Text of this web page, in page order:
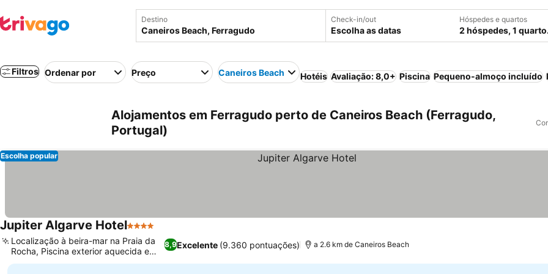
Destino Check-in/out
Escolha as datas
Hóspedes e quartos
2 hóspedes, 1 quarto.
Filtros Ordenar por Preço Caneiros Beach Hotéis Avaliação: 8,0+ Piscina Pequeno-almoço incluído
Alojamentos em Ferragudo perto de Caneiros Beach (Ferragudo,
Portugal)
Escolha popular
Jupiter Algarve Hotel4 Estrelas
8,9Excelente (9.360 pontuações)
Localização à beira-mar na Praia da
Rocha, Piscina exterior aquecida e
coberta
a 2.6 km de Caneiros Beach